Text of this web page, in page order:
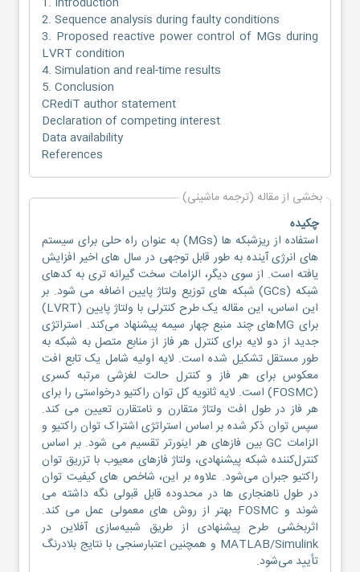
2. Sequence analysis during faulty conditions
3. Proposed reactive power control of MGs during
LVRT condition
4. Simulation and real-time results
5. Conclusion
CRediT author statement
Declaration of competing interest
Data availability
References
بخشی از مقاله (ترجمه ماشینی)
چکیده
استفاده از ریزشبکه ها (MGs) به عنوان راه حلی برای سیستم
های انرژی آینده به طور قابل توجهی در سال های اخیر افزایش
یافته است. از سوی دیگر، الزامات سخت گیرانه تری به کدهای
شبکه (GCs) شبکه های توزیع ولتاژ پایین اضافه می شود. بر
این اساس، این مقاله یک طرح کنترلی با ولتاژ پایین (LVRT)
برای MGهای چند منبع چهار سیمه پیشنهاد می‌کند. استراتژی
جدید از دو لایه برای کنترل هر فاز از منابع متصل به شبکه به
طور مستقل تشکیل شده است. لایه اولیه شامل یک تابع افت
معکوس برای هر فاز و کنترل حالت لغزشی مرتبه کسری
(FOSMC) است. لایه ثانویه کل توان راکتیو درخواستی را برای
هر فاز در طول افت ولتاژ متقارن و نامتقارن تعیین می کند.
سپس توان ذکر شده بر اساس استراتژی اشتراک توان راکتیو و
الزامات GC بین فازهای هر اینورتر تقسیم می شود. بر اساس
کنترل‌کننده شبکه پیشنهادی، ولتاژ فازهای معیوب با تزریق توان
راکتیو جبران می‌شود. علاوه بر این، شاخص های کیفیت توان
در طول ناهنجاری ها در محدوده قابل قبولی نگه داشته می
شوند و FOSMC بهتر از روش های معمولی عمل می کند.
اثربخشی طرح پیشنهادی از طریق شبیه‌سازی آفلاین در
MATLAB/Simulink و همچنین اعتبارسنجی با نتایج بلادرنگ
تأیید می‌شود.